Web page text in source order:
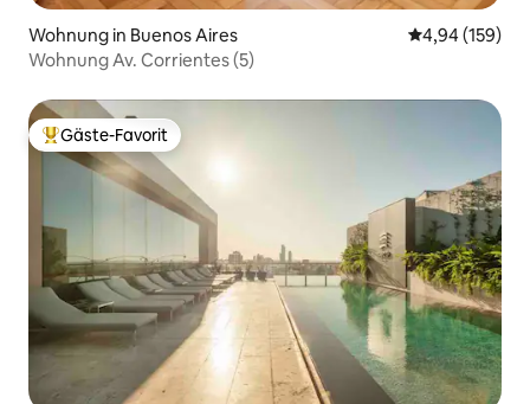
Wohnung in Buenos Aires
4,94 (159)
Wohnung Av. Corrientes (5)
Beliebter Gäste-Favorit.
Gäste-Favorit